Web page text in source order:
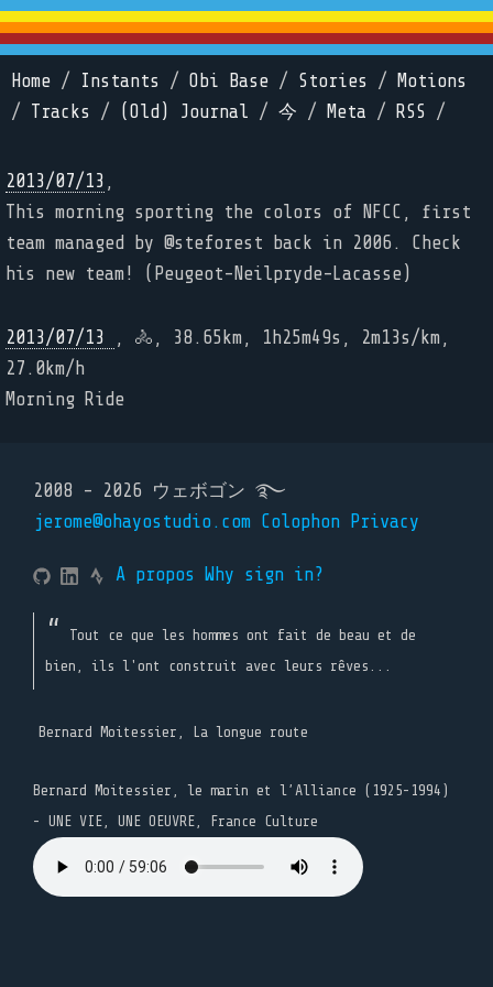
Home / Instants / Obi Base / Stories /
Motions
/ Tracks / (Old) Journal / 今 / Meta / RSS /
2013/07/13 ,
This morning sporting the colors of NFCC, first
team managed by @steforest back in 2006. Check
his new team! (Peugeot-Neilpryde-Lacasse)
2013/07/13
, 🚴, 38.65km, 1h25m49s, 2m13s/km,
27.0km/h
Morning Ride
2008 - 2026 ウェボゴン ࿐
jerome@ohayostudio.com Colophon Privacy
A propos Why sign in?
Tout ce que les hommes ont fait de beau et de
bien, ils l'ont construit avec leurs rêves...
Bernard Moitessier, La longue route
Bernard Moitessier, le marin et l’Alliance (1925-1994)
- UNE VIE, UNE OEUVRE, France Culture